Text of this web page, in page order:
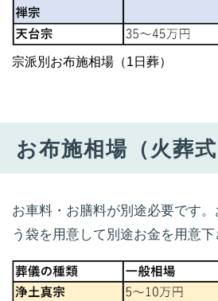
宗派別お布施相場（1日葬）
お布施相場（火葬式
お車料・お膳料が別途必要です
う袋を用意して別途お金を用意下